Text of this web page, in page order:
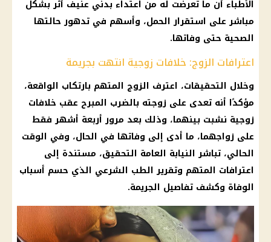
الأطباء أن ما تعرضت له من اعتداء بدني عنيف أثر بشكل
مباشر على استقرار الحمل، وأسهم في تدهور حالتها
الصحية حتى وفاتها.
اعترافات الزوج: خلافات زوجية انتهت بجريمة
وخلال التحقيقات، اعترف الزوج المتهم بارتكاب الواقعة،
مؤكدًا أنه تعدى على زوجته بالضرب المبرح عقب خلافات
زوجية نشبت بينهما، وذلك بعد مرور أربعة أشهر فقط
على زواجهما، ما أدى إلى وفاتها في الحال، وفي الوقت
الحالي، تباشرالنيابة العامة التحقيق، مستندة إلى
اعترافات المتهم وتقريرالطب الشرعي الذي حسم أسباب
الوفاة وكشف تفاصيل الجريمة.